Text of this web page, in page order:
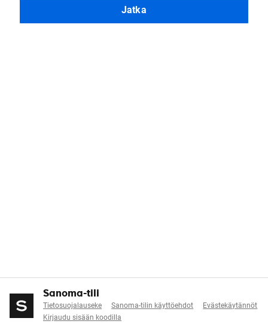
Jatka
Sanoma-tili
Tietosuojalauseke Sanoma-tilin käyttöehdot
Evästekäytännöt
Kirjaudu sisään koodilla